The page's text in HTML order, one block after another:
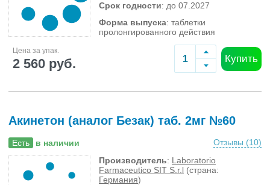
Срок годности: до 07.2027
Форма выпуска: таблетки
пролонгированного действия
Цена за упак.
2 560 руб. Купить
Акинетон (аналог Безак) таб. 2мг №60
Есть в наличии Отзывы (10)
Производитель: Laboratorio
Farmaceutico SIT S.r.l (страна:
Германия)